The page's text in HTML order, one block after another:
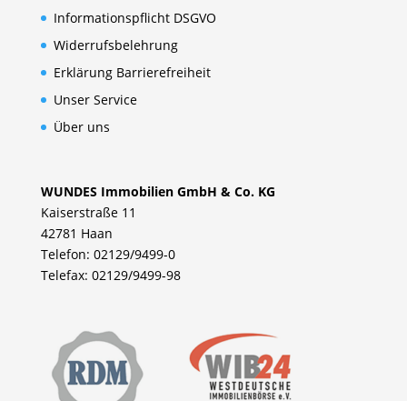
Informationspflicht DSGVO
Widerrufsbelehrung
Erklärung Barrierefreiheit
Unser Service
Über uns
WUNDES Immobilien GmbH & Co. KG
Kaiserstraße 11
42781 Haan
Telefon: 02129/9499-0
Telefax: 02129/9499-98